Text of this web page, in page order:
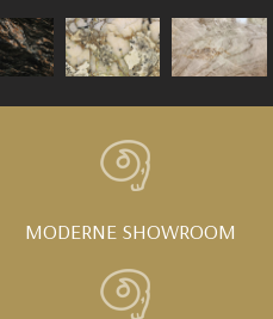
MODERNE SHOWROOM